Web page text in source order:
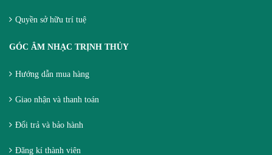
Quyền sở hữu trí tuệ
GÓC ÂM NHẠC TRỊNH THỦY
Hướng dẫn mua hàng
Giao nhận và thanh toán
Đổi trả và bảo hành
Đăng kí thành viên